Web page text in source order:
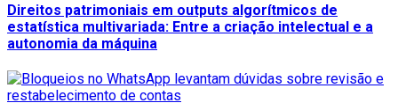
Direitos patrimoniais em outputs algorítmicos de
estatística multivariada: Entre a criação intelectual e a
autonomia da máquina